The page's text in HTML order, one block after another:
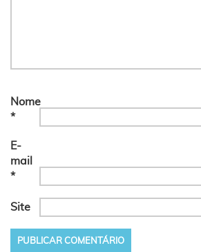
Nome
*
E-
mail
*
Site